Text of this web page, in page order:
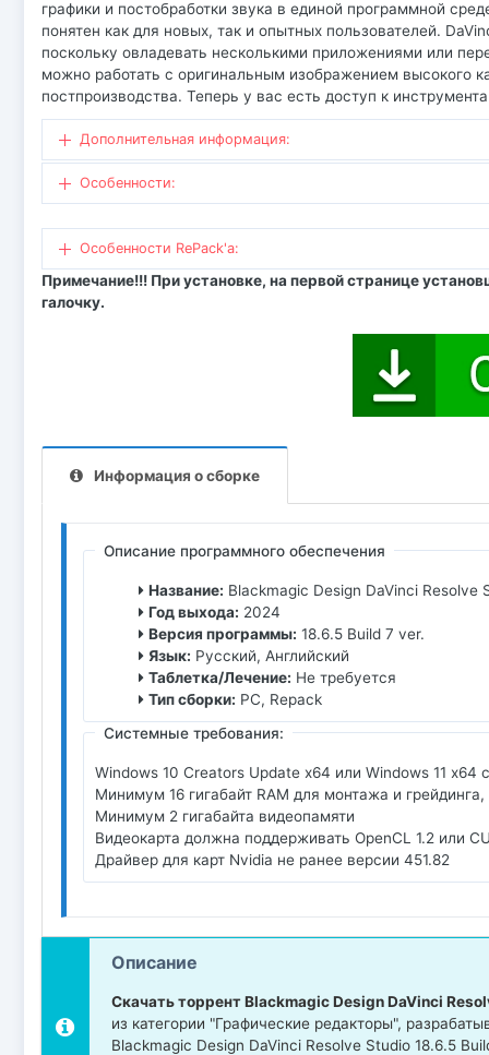
графики и постобработки звука в единой программной
понятен как для новых, так и опытных пользователей.
поскольку овладевать несколькими приложениями или
можно работать с оригинальным изображением высокого
постпроизводства. Теперь у вас есть доступ к
Дополнительная информация:
Особенности:
Особенности RePack'a:
Примечание!!! При установке, на первой странице
галочку.
Информация о сборке
Описание программного обеспечения
Название: Blackmagic Design DaVinci
Год выхода: 2024
Версия программы: 18.6.5 Build 7 ver.
Язык: Русский, Английский
Таблетка/Лечение: Не требуется
Тип сборки: PC, Repack
Системные требования:
Windows 10 Creators Update x64 или Windows 11 x64
Минимум 16 гигабайт RAM для монтажа и
Минимум 2 гигабайта видеопамяти
Видеокарта должна поддерживать OpenCL 1.2 или
Драйвер для карт Nvidia не ранее версии 451.82
Описание
Скачать торрент Blackmagic Design DaVinci
из категории "Графические редакторы",
Blackmagic Design DaVinci Resolve Studio 18.6.5